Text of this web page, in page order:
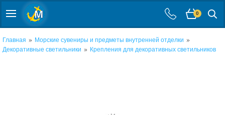
0
Главная » Морские сувениры и предметы внутренней отделки »
Декоративные светильники » Крепления для декоративных светильников